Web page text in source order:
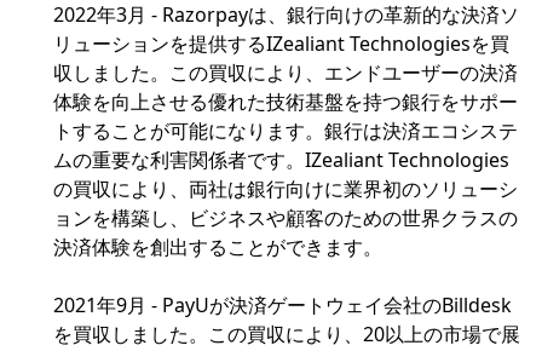
2022年3月 - Razorpayは、銀行向けの革新的な決済ソ
リューションを提供するIZealiant Technologiesを買
収しました。この買収により、エンドユーザーの決済
体験を向上させる優れた技術基盤を持つ銀行をサポー
トすることが可能になります。銀行は決済エコシステ
ムの重要な利害関係者です。IZealiant Technologies
の買収により、両社は銀行向けに業界初のソリューシ
ョンを構築し、ビジネスや顧客のための世界クラスの
決済体験を創出することができます。
2021年9月 - PayUが決済ゲートウェイ会社のBilldesk
を買収しました。この買収により、20以上の市場で展